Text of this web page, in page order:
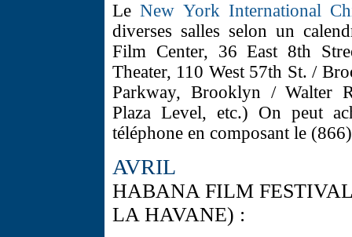
LeNew York International
diverses salles selon un
Film Center, 36 East 8th
Theater, 110 West 57th St. /
Parkway, Brooklyn / Walter
Plaza Level, etc.) On peut
téléphone en composant le
AVRIL
HABANA FILM
LA HAVANE) :